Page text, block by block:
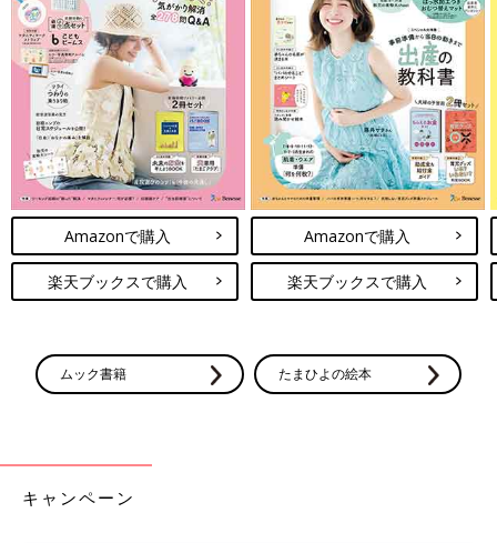
Amazonで購入
楽天ブックスで購入
Amazonで購入
楽天ブックスで購入
ムック書籍 たまひよの絵本
キャンペーン